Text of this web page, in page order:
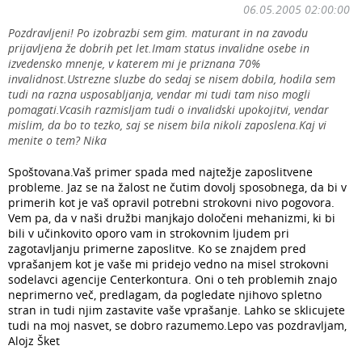
06.05.2005 02:00:00
Pozdravljeni! Po izobrazbi sem gim. maturant in na zavodu
prijavljena že dobrih pet let.Imam status invalidne osebe in
izvedensko mnenje, v katerem mi je priznana 70%
invalidnost.Ustrezne sluzbe do sedaj se nisem dobila, hodila sem
tudi na razna usposabljanja, vendar mi tudi tam niso mogli
pomagati.Vcasih razmisljam tudi o invalidski upokojitvi, vendar
mislim, da bo to tezko, saj se nisem bila nikoli zaposlena.Kaj vi
menite o tem? Nika
Spoštovana.Vaš primer spada med najtežje zaposlitvene
probleme. Jaz se na žalost ne čutim dovolj sposobnega, da bi v
primerih kot je vaš opravil potrebni strokovni nivo pogovora.
Vem pa, da v naši družbi manjkajo določeni mehanizmi, ki bi
bili v učinkovito oporo vam in strokovnim ljudem pri
zagotavljanju primerne zaposlitve. Ko se znajdem pred
vprašanjem kot je vaše mi pridejo vedno na misel strokovni
sodelavci agencije Centerkontura. Oni o teh problemih znajo
neprimerno več, predlagam, da pogledate njihovo spletno
stran in tudi njim zastavite vaše vprašanje. Lahko se sklicujete
tudi na moj nasvet, se dobro razumemo.Lepo vas pozdravljam,
Alojz Šket